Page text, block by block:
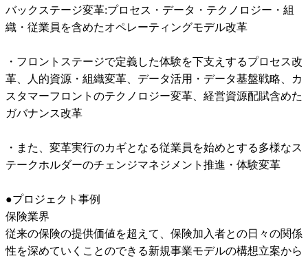
バックステージ変革:プロセス・データ・テクノロジー・組
織・従業員を含めたオペレーティングモデル改革
・フロントステージで定義した体験を下支えするプロセス改
革、人的資源・組織変革、データ活用・データ基盤戦略、カ
スタマーフロントのテクノロジー変革、経営資源配賦含めた
ガバナンス改革
・また、変革実行のカギとなる従業員を始めとする多様なス
テークホルダーのチェンジマネジメント推進・体験変革
●プロジェクト事例
保険業界
従来の保険の提供価値を超えて、保険加入者との日々の関係
性を深めていくことのできる新規事業モデルの構想立案から